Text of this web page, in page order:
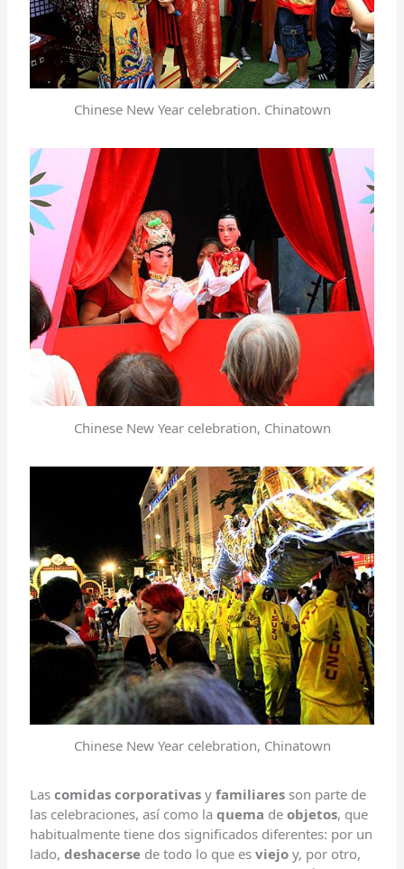
Chinese New Year celebration. Chinatown
Chinese New Year celebration, Chinatown
Chinese New Year celebration, Chinatown
Lascomidas corporativas yfamiliares son parte de
las celebraciones, así como laquema deobjetos, que
habitualmente tiene dos significados diferentes: por un
lado,deshacerse de todo lo que es viejo y, por otro,